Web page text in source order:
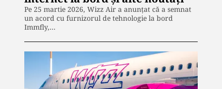
Pe 25 martie 2026, Wizz Air a anunțat că a semnat
un acord cu furnizorul de tehnologie la bord
Immfly,…